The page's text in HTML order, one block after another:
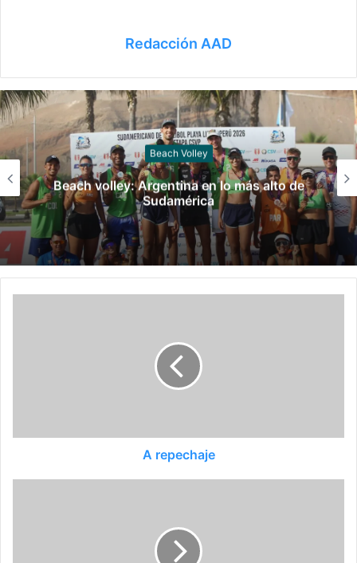
Redacción AAD
Vóley
Se cierra un año de mucha actividad
vóley nacional
A repechaje